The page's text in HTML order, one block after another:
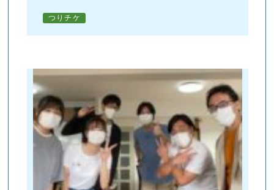
つりチケ